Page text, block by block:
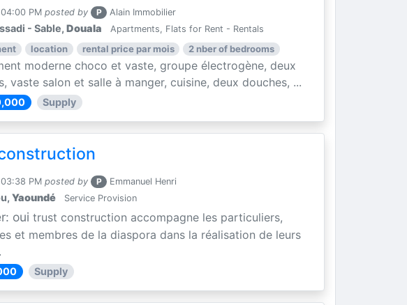
PM posted by P Alain Immobilier
- Sable,Douala Apartments, Flats for Rent - Rentals
location rental price par mois 2 nber of bedrooms
moderne choco et vaste, groupe électrogène, deux
vaste salon et salle à manger, cuisine, deux douches, ...
Supply
PM posted by P Emmanuel Henri
Yaoundé Service Provision
ouitrust construction accompagne les particuliers,
et membres de la diaspora dans la réalisation de leurs
Supply